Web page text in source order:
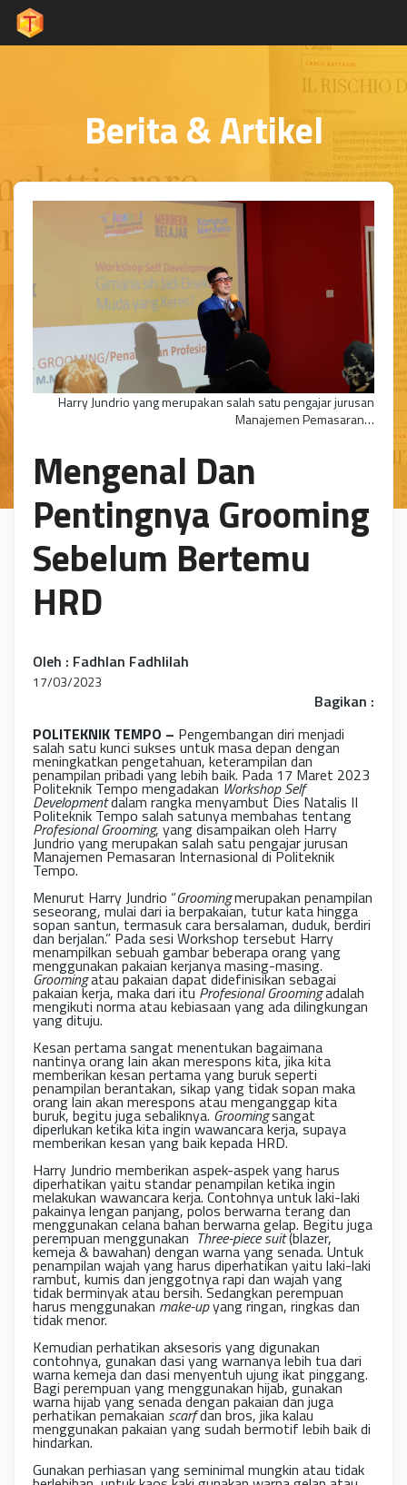
Berita & Artikel
Harry Jundrio yang merupakan salah satu pengajar jurusan
Manajemen Pemasaran…
Mengenal Dan
Pentingnya Grooming
Sebelum Bertemu
HRD
Oleh : Fadhlan Fadhlilah
17/03/2023
Bagikan :
POLITEKNIK TEMPO – Pengembangan diri menjadi
salah satu kunci sukses untuk masa depan dengan
meningkatkan pengetahuan, keterampilan dan
penampilan pribadi yang lebih baik. Pada 17 Maret 2023
Politeknik Tempo mengadakan Workshop Self
Developmentdalam rangka menyambut Dies Natalis II
Politeknik Tempo salah satunya membahas tentang
Profesional Grooming, yang disampaikan oleh Harry
Jundrio yang merupakan salah satu pengajar jurusan
Manajemen Pemasaran Internasional di Politeknik
Tempo.
Menurut Harry Jundrio “Groomingmerupakan penampilan
seseorang, mulai dari ia berpakaian, tutur kata hingga
sopan santun, termasuk cara bersalaman, duduk, berdiri
dan berjalan.” Pada sesi Workshop tersebut Harry
menampilkan sebuah gambar beberapa orang yang
menggunakan pakaian kerjanya masing-masing.
Groomingatau pakaian dapat didefinisikan sebagai
pakaian kerja, maka dari itu Profesional Groomingadalah
mengikuti norma atau kebiasaan yang ada dilingkungan
yang dituju.
Kesan pertama sangat menentukan bagaimana
nantinya orang lain akan merespons kita, jika kita
memberikan kesan pertama yang buruk seperti
penampilan berantakan, sikap yang tidak sopan maka
orang lain akan merespons atau menganggap kita
buruk, begitu juga sebaliknya. Groomingsangat
diperlukan ketika kita ingin wawancara kerja, supaya
memberikan kesan yang baik kepada HRD.
Harry Jundrio memberikan aspek-aspek yang harus
diperhatikan yaitu standar penampilan ketika ingin
melakukan wawancara kerja. Contohnya untuk laki-laki
pakainya lengan panjang, polos berwarna terang dan
menggunakan celana bahan berwarna gelap. Begitu juga
perempuan menggunakan Three-piece suit(blazer,
kemeja & bawahan) dengan warna yang senada. Untuk
penampilan wajah yang harus diperhatikan yaitu laki-laki
rambut, kumis dan jenggotnya rapi dan wajah yang
tidak berminyak atau bersih. Sedangkan perempuan
harus menggunakan make-upyang ringan, ringkas dan
tidak menor.
Kemudian perhatikan aksesoris yang digunakan
contohnya, gunakan dasi yang warnanya lebih tua dari
warna kemeja dan dasi menyentuh ujung ikat pinggang.
Bagi perempuan yang menggunakan hijab, gunakan
warna hijab yang senada dengan pakaian dan juga
perhatikan pemakaian scarfdan bros, jika kalau
menggunakan pakaian yang sudah bermotif lebih baik di
hindarkan.
Gunakan perhiasan yang seminimal mungkin atau tidak